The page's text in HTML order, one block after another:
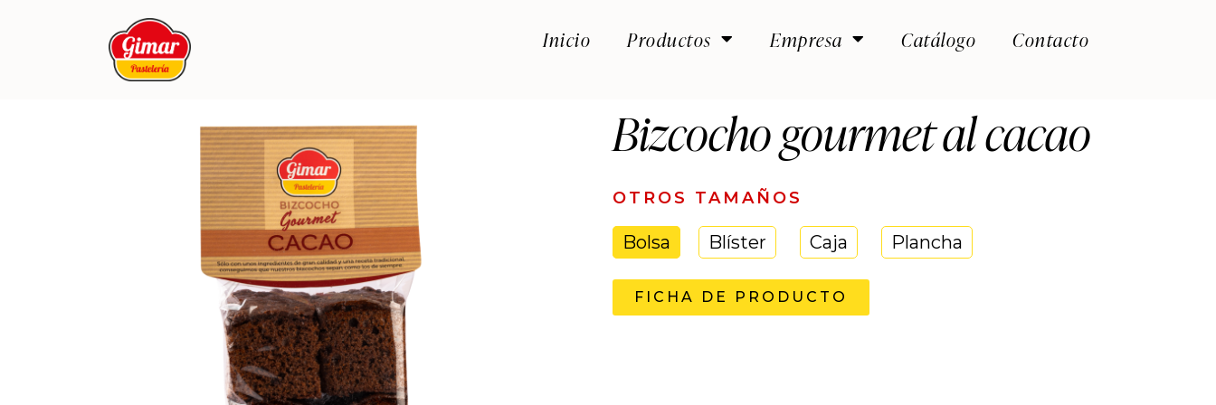
Inicio Productos Empresa Catálogo Contacto
Bizcocho gourmet al cacao
OTROS TAMAÑOS
Bolsa Blíster Caja Plancha
FICHA DE PRODUCTO